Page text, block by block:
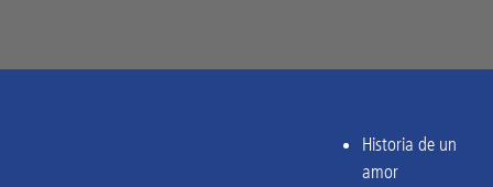
Historia de un
amor